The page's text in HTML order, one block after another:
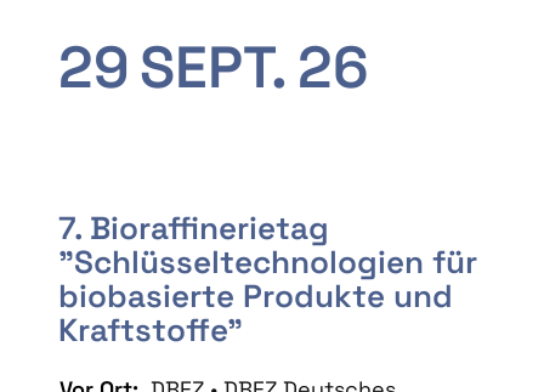
29SEPT. 26
7. Bioraffinerietag
"Schlüsseltechnologien für
biobasierte Produkte und
Kraftstoffe"